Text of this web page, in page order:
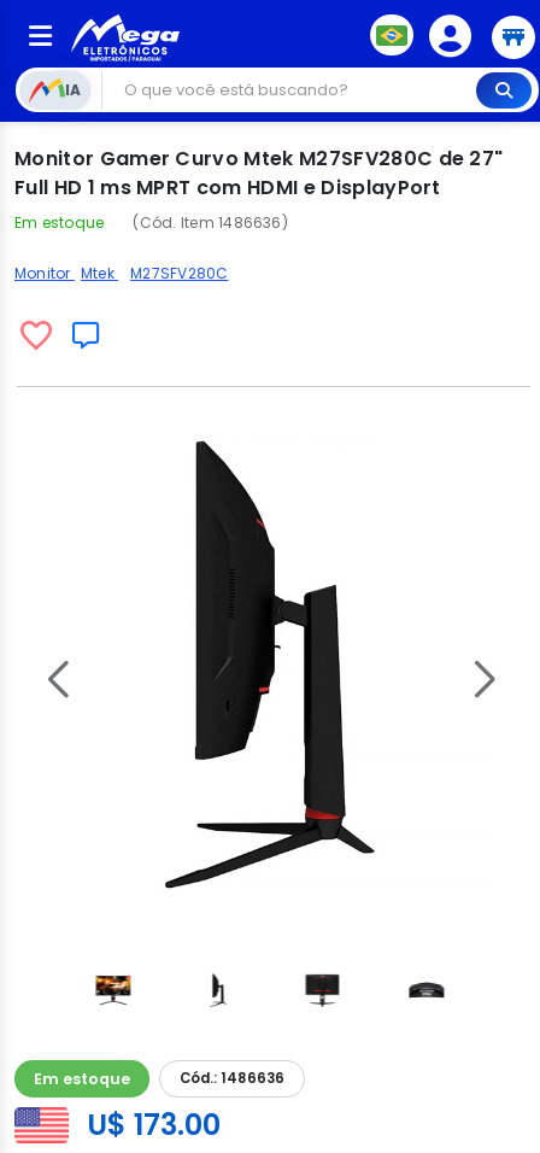
IA
Monitor Gamer Curvo Mtek M27SFV280C de 27"
Full HD 1 ms MPRT com HDMI e DisplayPort
Em estoque (Cód. Item 1486636)
Monitor Mtek M27SFV280C
Em estoque Cód.: 1486636
U$ 173.00